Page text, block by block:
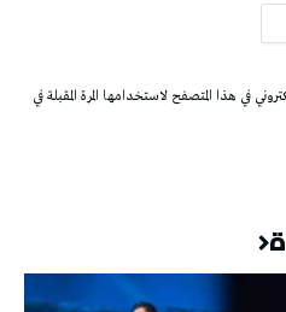
في هذا المتصفح لاستخدامها المرة المقبلة في